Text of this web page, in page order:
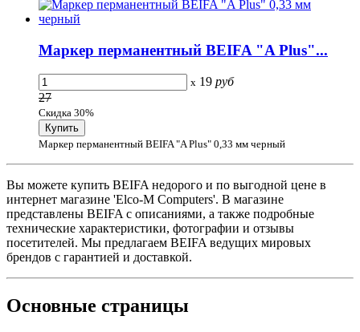
Маркер перманентный BEIFA "A Plus"...
x 19 руб
27
Скидка 30%
Маркер перманентный BEIFA "A Plus" 0,33 мм черный
Вы можете купить BEIFA недорого и по выгодной цене в
интернет магазине 'Elco-M Computers'. В магазине
представлены BEIFA с описаниями, а также подробные
технические характеристики, фотографии и отзывы
посетителей. Мы предлагаем BEIFA ведущих мировых
брендов с гарантией и доставкой.
Основные страницы